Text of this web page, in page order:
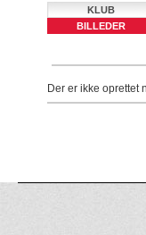
KLUB
BILLEDER
Der er ikke oprettet